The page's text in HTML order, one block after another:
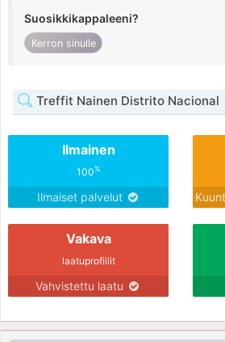
Suosikkikappaleeni?
Kerron sinulle
Treffit Nainen Distrito Nacional
Ilmainen
100%
Ilmaiset palvelut
Vakava
laatuprofiilit
Vahvistettu laatu